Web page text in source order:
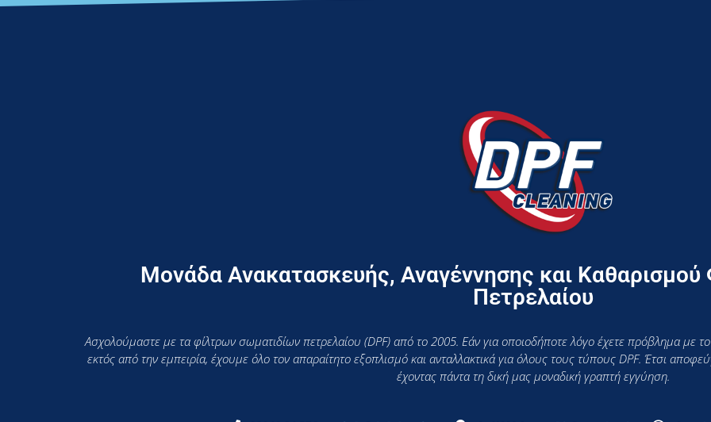
Μονάδα Ανακατασκευής, Αναγέννησης και
Πετρελαίου
Ασχολούμαστε με τα φίλτρων σωματιδίων πετρελαίου (DPF) από το 2005. Εάν για οποιοδήποτε λόγο έχετε πρόβλημα με
εκτός από την εμπειρία, έχουμε όλο τον απαραίτητο εξοπλισμό και ανταλλακτικά για όλους τους τύπους DPF. Έτσι
έχοντας πάντα τη δική μας μοναδική γραπτή εγγύηση.